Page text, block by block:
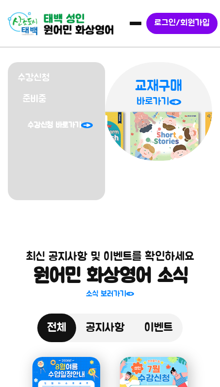
로그인/회원가입
슬라이드 1 / 4
수강신청
준비중
수강신청 바로가기
교재구매
바로가기
최신 공지사항 및 이벤트를 확인하세요
원어민 화상영어 소식
소식 보러가기
전체 공지사항 이벤트